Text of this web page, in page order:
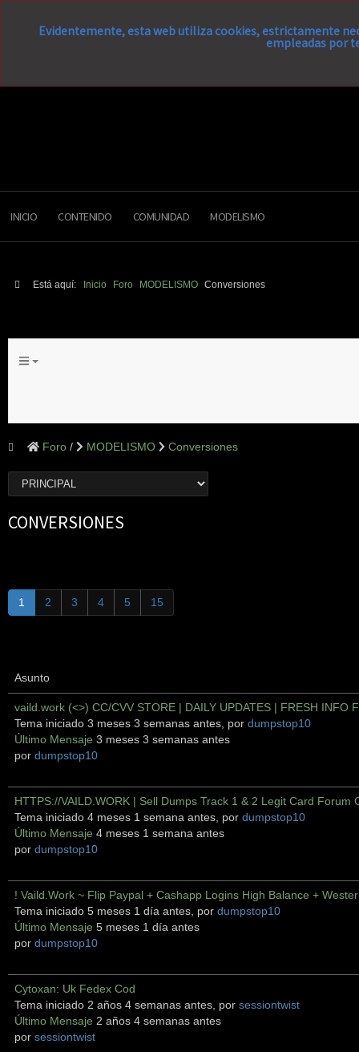
Evidentemente, esta web utiliza cookies, estrictamente
empleadas por
INICIO CONTENIDO COMUNIDAD MODELISMO
Está aquí: Inicio Foro MODELISMO Conversiones
Foro MODELISMO Conversiones
CONVERSIONES
1 2 3 4 5 15
Asunto
vaild.work (<>) CC/CVV STORE | DAILY UPDATES | FRESH INFO
Tema iniciado 3 meses 3 semanas antes, por dumpstop10
Último Mensaje 3 meses 3 semanas antes
por dumpstop10
HTTPS://VAILD.WORK | Sell Dumps Track 1 & 2 Legit Card Forum
Tema iniciado 4 meses 1 semana antes, por dumpstop10
Último Mensaje 4 meses 1 semana antes
por dumpstop10
! Vaild.Work ~ Flip Paypal + Cashapp Logins High Balance +
Tema iniciado 5 meses 1 día antes, por dumpstop10
Último Mensaje 5 meses 1 día antes
por dumpstop10
Cytoxan: Uk Fedex Cod
Tema iniciado 2 años 4 semanas antes, por sessiontwist
Último Mensaje 2 años 4 semanas antes
por sessiontwist